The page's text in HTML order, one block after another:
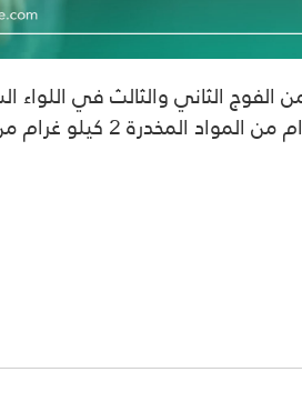
الثاني والثالث في اللواء